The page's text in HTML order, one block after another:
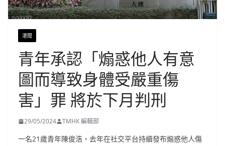
港聞
青年承認「煽惑他人有意
圖而導致身體受嚴重傷
害」罪 將於下月判刑
29/05/2024 TMHK 編輯部
一名21歲青年陳俊浩，去年在社交平台持續發布煽惑他人傷